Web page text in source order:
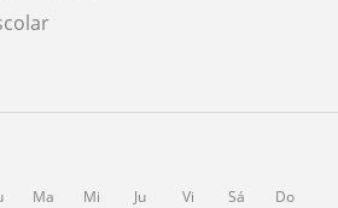
Ma Mi Ju Vi Sá Do